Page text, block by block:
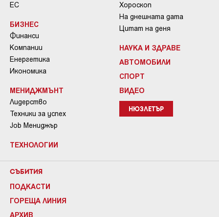
ЕС
БИЗНЕС
Финанси
Компании
Енергетика
Икономика
МЕНИДЖМЪНТ
Лидерство
Техники за успех
Job Мениджър
ТЕХНОЛОГИИ
Хороскоп
На днешната дата
Цитат на деня
НАУКА И ЗДРАВЕ
АВТОМОБИЛИ
СПОРТ
ВИДЕО
НЮЗЛЕТЪР
СЪБИТИЯ
ПОДКАСТИ
ГОРЕЩА ЛИНИЯ
АРХИВ